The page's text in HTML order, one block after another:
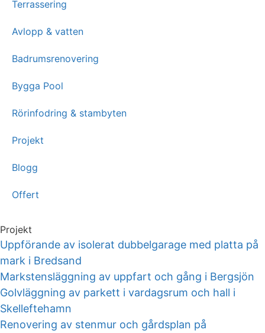
Terrassering
Avlopp & vatten
Badrumsrenovering
Bygga Pool
Rörinfodring & stambyten
Projekt
Blogg
Offert
Projekt
Uppförande av isolerat dubbelgarage med platta på
mark i Bredsand
Markstensläggning av uppfart och gång i Bergsjön
Golvläggning av parkett i vardagsrum och hall i
Skelleftehamn
Renovering av stenmur och gårdsplan på